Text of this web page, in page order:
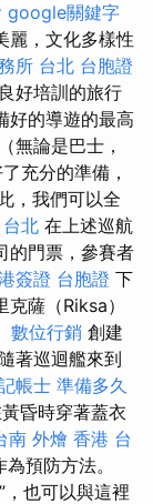
google關鍵字
麗，文化多樣性
所 台北 台胞證
好培訓的旅行
好的導遊的最高
無論是巴士，
充分的準備，
，我們可以全
北 在上述巡航
的門票，參賽者
簽證 台胞證 下
薩（Riksa）
數位行銷 創建
著巡迴艦來到
帳士 準備多久
昏時穿著蓋衣
南 外燴 香港 台
預防方法。
，也可以與這裡